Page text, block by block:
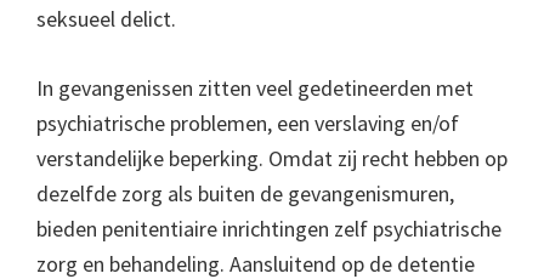
seksueel delict.
In gevangenissen zitten veel gedetineerden met
psychiatrische problemen, een verslaving en/of
verstandelijke beperking. Omdat zij recht hebben op
dezelfde zorg als buiten de gevangenismuren,
bieden penitentiaire inrichtingen zelf psychiatrische
zorg en behandeling. Aansluitend op de detentie